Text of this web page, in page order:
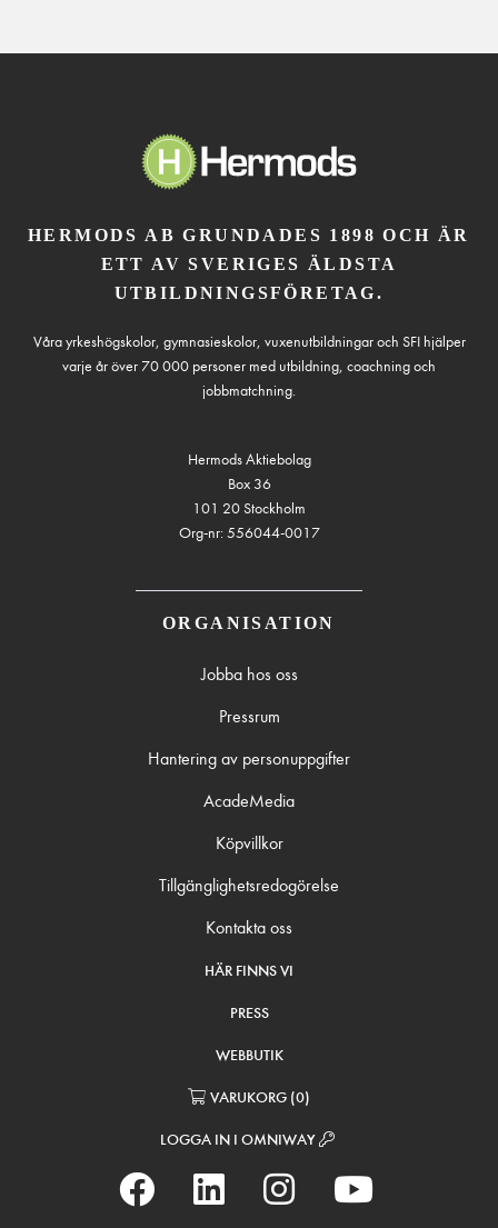
HERMODS AB GRUNDADES 1898 OCH ÄR
ETT AV SVERIGES ÄLDSTA
UTBILDNINGSFÖRETAG.
Våra yrkeshögskolor, gymnasieskolor, vuxenutbildningar och SFI hjälper
varje år över 70 000 personer med utbildning, coachning och
jobbmatchning.
Hermods Aktiebolag
Box 36
101 20 Stockholm
Org-nr: 556044-0017
ORGANISATION
Jobba hos oss
Pressrum
Hantering av personuppgifter
AcadeMedia
Köpvillkor
Tillgänglighetsredogörelse
Kontakta oss
HÄR FINNS VI
PRESS
WEBBUTIK
VARUKORG (0)
LOGGA IN I OMNIWAY